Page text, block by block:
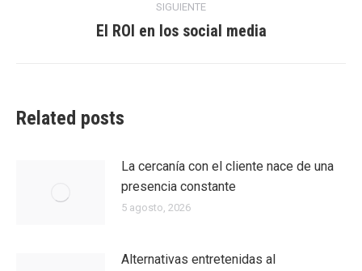
SIGUIENTE
Entrada
El ROI en los social media
Related posts
La cercanía con el cliente nace de una
presencia constante
5 agosto, 2026
Alternativas entretenidas al